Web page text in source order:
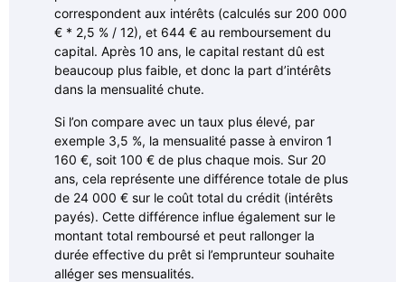
correspondent aux intérêts (calculés sur 200 000
€ * 2,5 % / 12), et 644 € au remboursement du
capital. Après 10 ans, le capital restant dû est
beaucoup plus faible, et donc la part d’intérêts
dans la mensualité chute.
Si l’on compare avec un taux plus élevé, par
exemple 3,5 %, la mensualité passe à environ 1
160 €, soit 100 € de plus chaque mois. Sur 20
ans, cela représente une différence totale de plus
de 24 000 € sur le coût total du crédit (intérêts
payés). Cette différence influe également sur le
montant total remboursé et peut rallonger la
durée effective du prêt si l’emprunteur souhaite
alléger ses mensualités.